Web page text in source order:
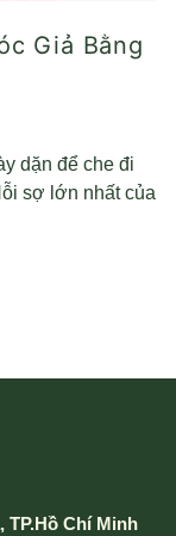
Giả Bằng
dặn để che đi
sợ lớn nhất của
TP.Hồ Chí Minh